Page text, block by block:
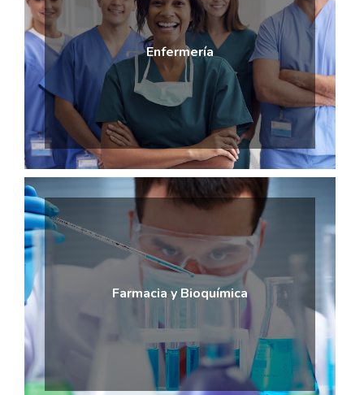
Enfermería
Farmacia y Bioquímica